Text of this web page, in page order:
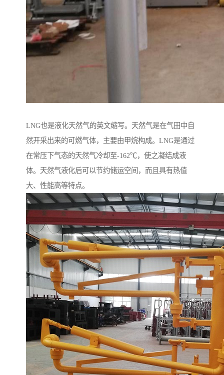
LNG也是液化天然气的英文缩写。天然气是在气田中自
然开采出来的可燃气体，主要由甲烷构成。LNG是通过
在常压下气态的天然气冷却至-162℃，使之凝结成液
体。天然气液化后可以节约储运空间，而且具有热值
大、性能高等特点。